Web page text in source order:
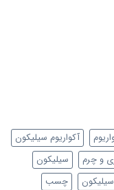
آکواریوم سیلیکون
و چرم
سیلیکون
چسب